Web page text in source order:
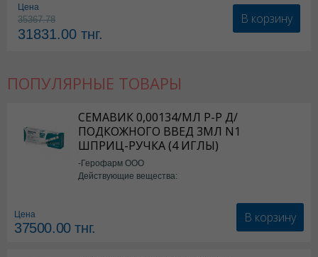
Цена
35367.78
31831.00 тнг.
В корзину
ПОПУЛЯРНЫЕ ТОВАРЫ
СЕМАВИК 0,00134/МЛ Р-Р Д/
ПОДКОЖНОГО ВВЕД 3МЛ N1
ШПРИЦ-РУЧКА (4 ИГЛЫ)
-Герофарм ООО
Действующие вещества:
Цена
37500.00тнг.
В корзину